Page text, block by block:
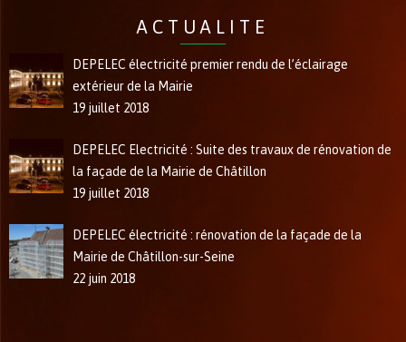
ACTUALITE
DEPELEC électricité premier rendu de l’éclairage
extérieur de la Mairie
19 juillet 2018
DEPELEC Electricité : Suite des travaux de rénovation de
la façade de la Mairie de Châtillon
19 juillet 2018
DEPELEC électricité : rénovation de la façade de la
Mairie de Châtillon-sur-Seine
22 juin 2018